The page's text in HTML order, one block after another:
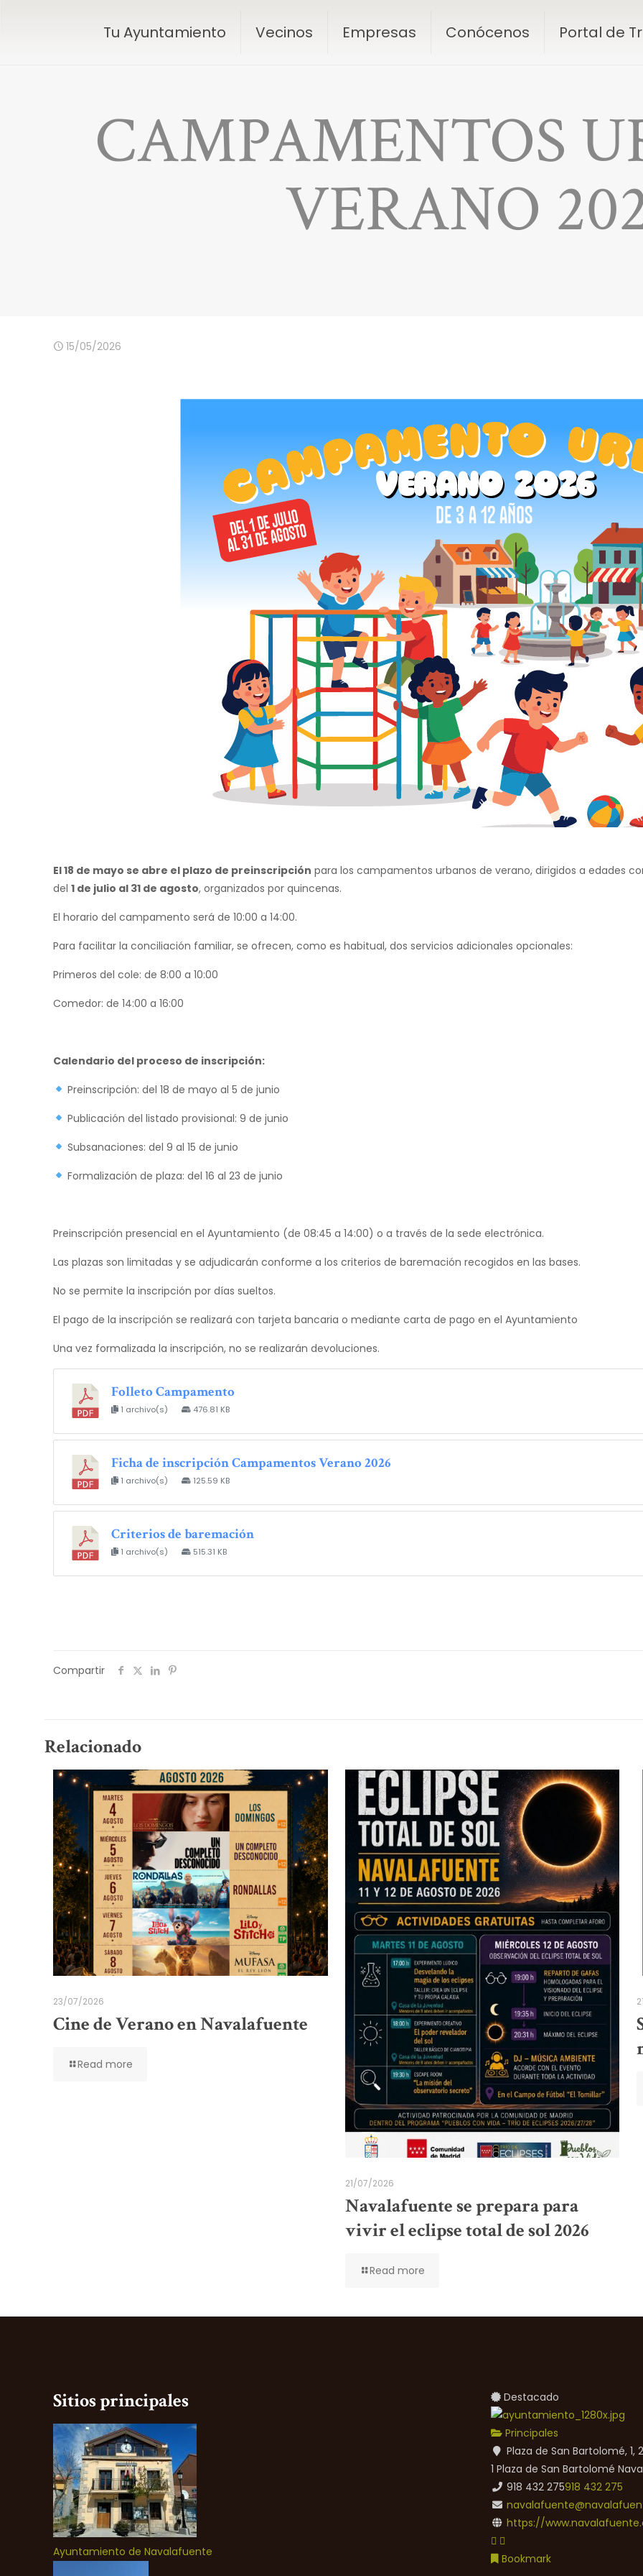
Tu Ayuntamiento Vecinos Empresas Conócenos Portal de
CAMPAMENTOS
VERANO
15/05/2026
El 18 de mayo se abre el plazo de preinscripción para los campamentos urbanos de verano, dirigidos a edades
del1 de julio al 31 de agosto, organizados por quincenas.
El horario del campamento será de 10:00 a 14:00.
Para facilitar la conciliación familiar, se ofrecen, como es habitual, dos servicios adicionales opcionales:
Primeros del cole: de 8:00 a 10:00
Comedor: de 14:00 a 16:00
Calendario del proceso de inscripción:
Preinscripción: del 18 de mayo al 5 de junio
Publicación del listado provisional: 9 de junio
Subsanaciones: del 9 al 15 de junio
Formalización de plaza: del 16 al 23 de junio
Preinscripción presencial en el Ayuntamiento (de 08:45 a 14:00) o a través de la sede electrónica.
Las plazas son limitadas y se adjudicarán conforme a los criterios de baremación recogidos en las bases.
No se permite la inscripción por días sueltos.
El pago de la inscripción se realizará con tarjeta bancaria o mediante carta de pago en el Ayuntamiento
Una vez formalizada la inscripción, no se realizarán devoluciones.
Folleto Campamento
1 archivo(s) 476.81 KB
Ficha de inscripción Campamentos Verano 2026
1 archivo(s) 125.59 KB
Criterios de baremación
1 archivo(s) 515.31 KB
Compartir
Relacionado
23/07/2026
Cine de Verano en Navalafuente
Read more
21/07/2026
Navalafuente se prepara para
vivir el eclipse total de sol 2026
Read more
Sitios principales
Ayuntamiento de Navalafuente
Destacado
Principales
Plaza de San Bartolomé,
1 Plaza de San Bartolomé
918 432 275918 432 275
https://
Bookmark